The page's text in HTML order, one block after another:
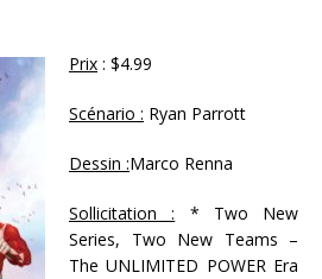
Prix : $4.99
Scénario : Ryan Parrott
Dessin :Marco Renna
Sollicitation : * Two New
Series, Two New Teams –
The UNLIMITED POWER Era